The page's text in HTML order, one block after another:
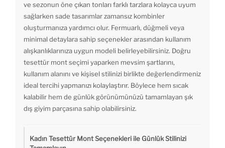
ve sezonun öne çıkan tonları farklı tarzlara kolayca uyum
sağlarken sade tasarımlar zamansız kombinler
oluşturmanıza yardımcı olur. Fermuarlı, düğmeli veya
minimal detaylara sahip seçenekler arasından kullanım
alışkanlıklarınıza uygun modeli belirleyebilirsiniz. Doğru
tesettür mont seçimi yaparken mevsim şartlarını,
kullanım alanını ve kişisel stilinizi birlikte değerlendirmeniz
ideal tercihi yapmanızı kolaylaştırır. Böylece hem sıcak
kalabilir hem de günlük görünümünüzü tamamlayan şık
dış giyim parçasına sahip olabilirsiniz.
Kadın Tesettür Mont Seçenekleri ile Günlük Stilinizi